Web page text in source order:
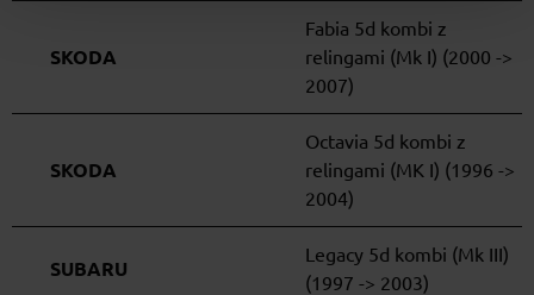
SKODA
Fabia 5d kombi z
relingami (Mk I) (2000 ->
2007)
SKODA
Octavia 5d kombi z
relingami (MK I) (1996 ->
2004)
SUBARU
Legacy 5d kombi (Mk III)
(1997 -> 2003)